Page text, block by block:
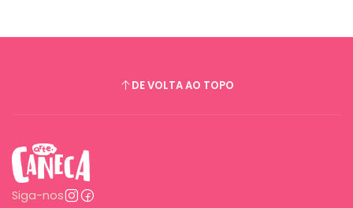
DE VOLTA AO TOPO
Siga-nos